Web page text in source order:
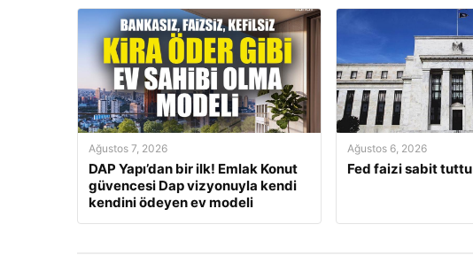
Ağustos 7, 2026
DAP Yapı’dan bir ilk! Emlak Konut
güvencesi Dap vizyonuyla kendi
kendini ödeyen ev modeli
Ağustos 6, 2026
Fed faizi sabit tuttu